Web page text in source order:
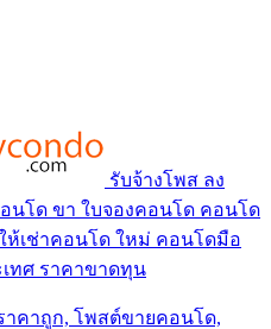
รับจ้างโพส ลง
นโด ขา ใบจองคอนโด คอนโด
ห้เช่าคอนโด ใหม่ คอนโดมือ
เทศ ราคาขาดทุน
าคาถูก, โพสต์ขายคอนโด,